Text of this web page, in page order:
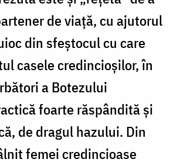
de viață, cu ajutorul
din sfeștocul cu care
casele credincioșilor, în
a Botezului
foarte răspândită și
de dragul hazului. Din
femei credincioase